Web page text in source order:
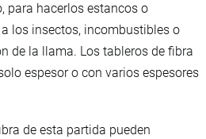
para hacerlos estancos o
los insectos, incombustibles o
de la llama. Los tableros de fibra
espesor o con varios espesores
de esta partida pueden